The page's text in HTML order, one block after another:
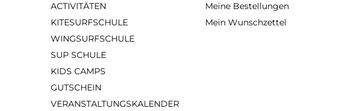
ACTIVITÄTEN
KITESURFSCHULE
WINGSURFSCHULE
SUP SCHULE
KIDS CAMPS
GUTSCHEIN
VERANSTALTUNGSKALENDER
Meine Bestellungen
Mein Wunschzettel